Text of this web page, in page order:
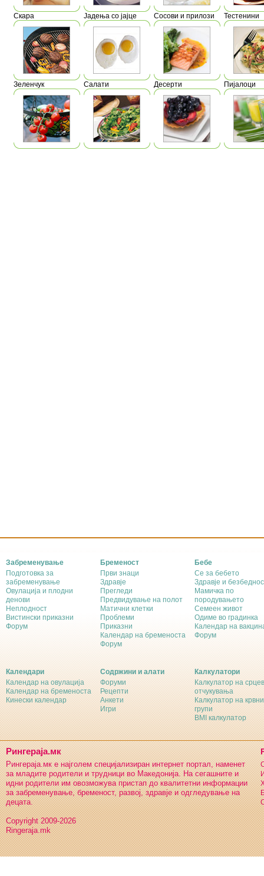
Скара Јадења со јајце Сосови и прилози Тестенини
Зеленчук Салати Десерти Пијалоци
Забременување
Подготовка за
забременување
Овулација и плодни
денови
Неплодност
Вистински приказни
Форум
Бременост
Први знаци
Здравје
Прегледи
Предвидување на полот
Матични клетки
Проблеми
Приказни
Календар на бременоста
Форум
Бебе
Се за бебето
Здравје и
Мамичка по
породувањето
Семеен живот
Одиме во градинка
Календар на
Форум
Календари
Календар на овулација
Календар на бременоста
Кинески календар
Содржини и алати
Форуми
Рецепти
Анкети
Игри
Калкулатори
Калкулатор на
отчукувања
Калкулатор на крвни
групи
BMI калкулатор
Рингераја.мк
Рингераја.мк е најголем специјализиран интернет портал, наменет
за младите родители и трудници во Македонија. На сегашните и
идни родители им овозможува пристап до квалитетни информации
за забременување, бременост, развој, здравје и одгледување на
децата.
Copyright 2009-2026
Ringeraja.mk